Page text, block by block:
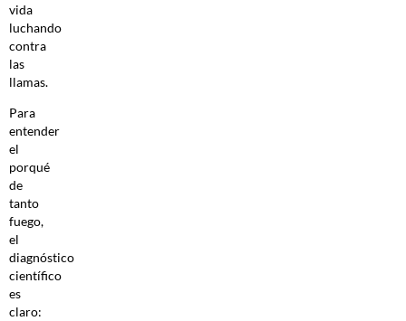
vida
luchando
contra
las
llamas.
Para
entender
el
porqué
de
tanto
fuego,
el
diagnóstico
científico
es
claro: